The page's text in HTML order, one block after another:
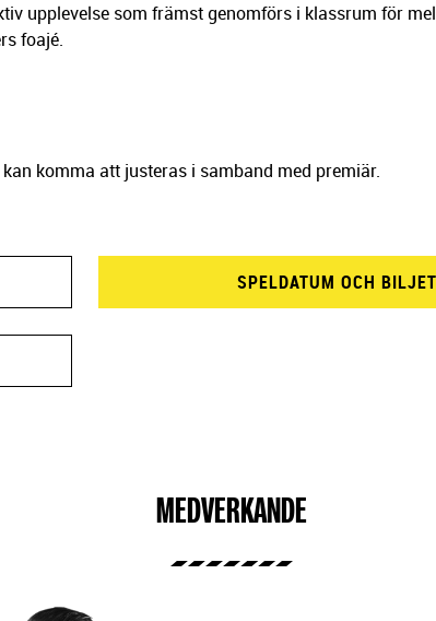
upplevelse som främst genomförs i klassrum för
foajé.
komma att justeras i samband med premiär.
SPELDATUM OCH
MEDVERKANDE